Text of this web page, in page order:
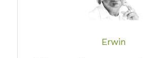
Erwin